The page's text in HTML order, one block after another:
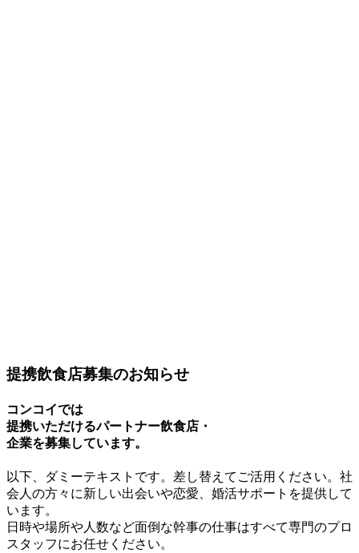
提携飲食店募集のお知らせ
コンコイでは
提携いただけるパートナー飲食店・
企業を募集しています。
以下、ダミーテキストです。差し替えてご活用ください。社
会人の方々に新しい出会いや恋愛、婚活サポートを提供して
います。
日時や場所や人数など面倒な幹事の仕事はすべて専門のプロ
スタッフにお任せください。